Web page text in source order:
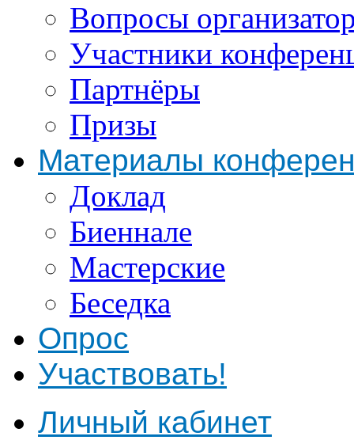
Вопросы
Участники
Партнёры
Призы
Материалы
Доклад
Биеннале
Мастерские
Беседка
Опрос
Участвовать!
Личный кабинет